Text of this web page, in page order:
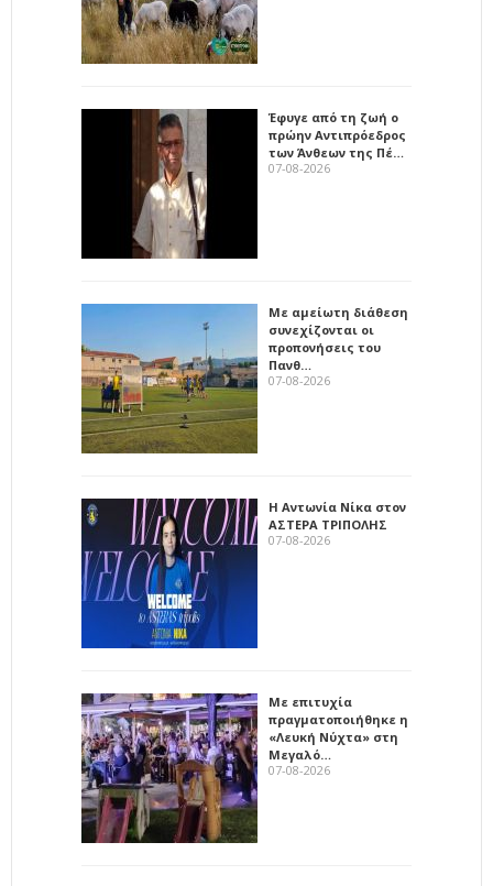
Έφυγε από τη ζωή ο
πρώην Αντιπρόεδρος
των Άνθεων της Πέ…
07-08-2026
Με αμείωτη διάθεση
συνεχίζονται οι
προπονήσεις του
Πανθ…
07-08-2026
Η Αντωνία Νίκα στον
ΑΣΤΕΡΑ ΤΡΙΠΟΛΗΣ
07-08-2026
Με επιτυχία
πραγματοποιήθηκε η
«Λευκή Νύχτα» στη
Μεγαλό…
07-08-2026